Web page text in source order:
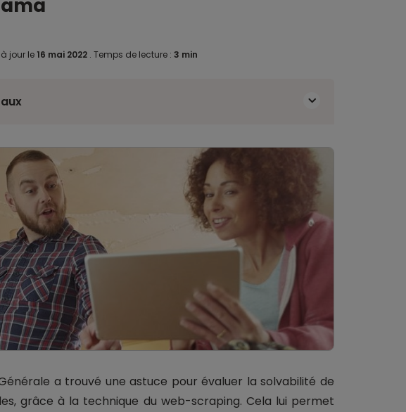
jour le 16 mai 2022 . Temps de lecture : 3 min
a trouvé une astuce pour évaluer la solvabilité de
grâce à la technique du web-scraping. Cela lui permet